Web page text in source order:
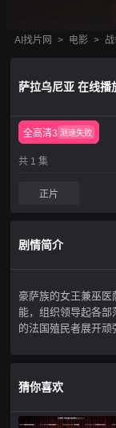
AI找片网 > 电影 >
萨拉乌尼亚 在线播
全高清3 测速失败
共 1 集
正片
剧情简介
豪萨族的女王兼巫医
能，组织领导起各
的法国殖民者展开顽
猜你喜欢